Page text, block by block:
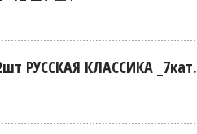
РУССКАЯ КЛАССИКА _7кат.